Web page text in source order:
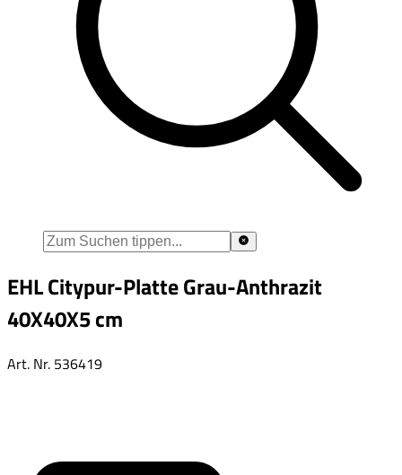
EHL Citypur-Platte Grau-Anthrazit
40X40X5 cm
Art. Nr. 536419